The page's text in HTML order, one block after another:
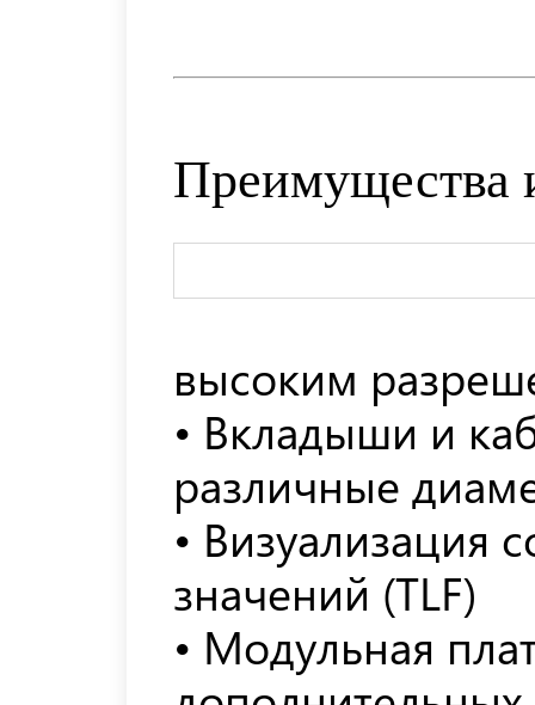
Преимущества
высоким
• Вкладыши и
различные
• Визуализация
значений (TLF)
• Модульная